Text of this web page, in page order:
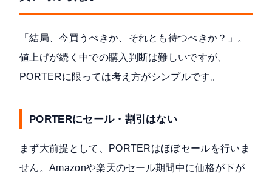
「結局、今買うべきか、それとも待つべきか？」。
値上げが続く中での購入判断は難しいですが、
PORTERに限っては考え方がシンプルです。
PORTERにセール・割引はない
まず大前提として、PORTERはほぼセールを行いま
せん。Amazonや楽天のセール期間中に価格が下が